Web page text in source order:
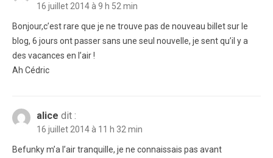
16 juillet 2014 à 9 h 52 min
Bonjour,c’est rare que je ne trouve pas de nouveau billet sur le
blog, 6 jours ont passer sans une seul nouvelle, je sent qu’il y a
des vacances en l’air !
Ah Cédric
alice dit :
16 juillet 2014 à 11 h 32 min
Befunky m’a l’air tranquille, je ne connaissais pas avant